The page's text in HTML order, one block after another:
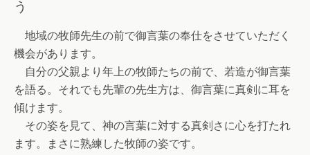
う
地域の牧師先生の前で御言葉の奉仕をさせていただく
機会があります。
自分の父親より年上の牧師たちの前で、若造が御言葉
を語る。それでも先輩の先生方は、御言葉に真剣に耳を
傾けます。
その姿を見て、神の言葉に対する真剣さに心を打たれ
ます。まさに熟練した牧師の姿です。